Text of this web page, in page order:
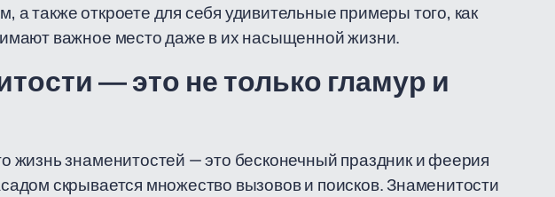
также откроете для себя удивительные примеры того, как
важное место даже в их насыщенной жизни.
— это не только гламур и
жизнь знаменитостей — это бесконечный праздник и феерия
скрывается множество вызовов и поисков. Знаменитости